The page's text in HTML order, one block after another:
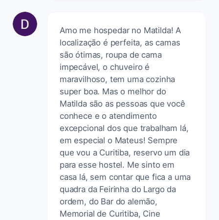
Amo me hospedar no Matilda! A
localização é perfeita, as camas
são ótimas, roupa de cama
impecável, o chuveiro é
maravilhoso, tem uma cozinha
super boa. Mas o melhor do
Matilda são as pessoas que você
conhece e o atendimento
excepcional dos que trabalham lá,
em especial o Mateus! Sempre
que vou a Curitiba, reservo um dia
para esse hostel. Me sinto em
casa lá, sem contar que fica a uma
quadra da Feirinha do Largo da
ordem, do Bar do alemão,
Memorial de Curitiba, Cine